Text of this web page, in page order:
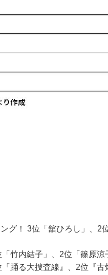
グ！ 3位「舘ひろし」、2
竹内結子」、2位「篠原涼
踊る大捜査線』、2位『古